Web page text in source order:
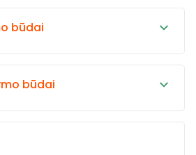
būdai
būdai